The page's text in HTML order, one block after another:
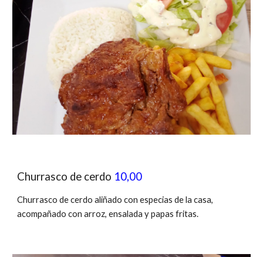
Churrasco de cerdo 10,00
Churrasco de cerdo aliñado con especias de la casa,
acompañado con arroz, ensalada y papas fritas.